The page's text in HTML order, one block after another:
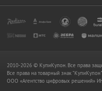
2010-2026 © КупиКупон. Все права
Все права на товарный знак
OOO «Агентство цифровых решений»